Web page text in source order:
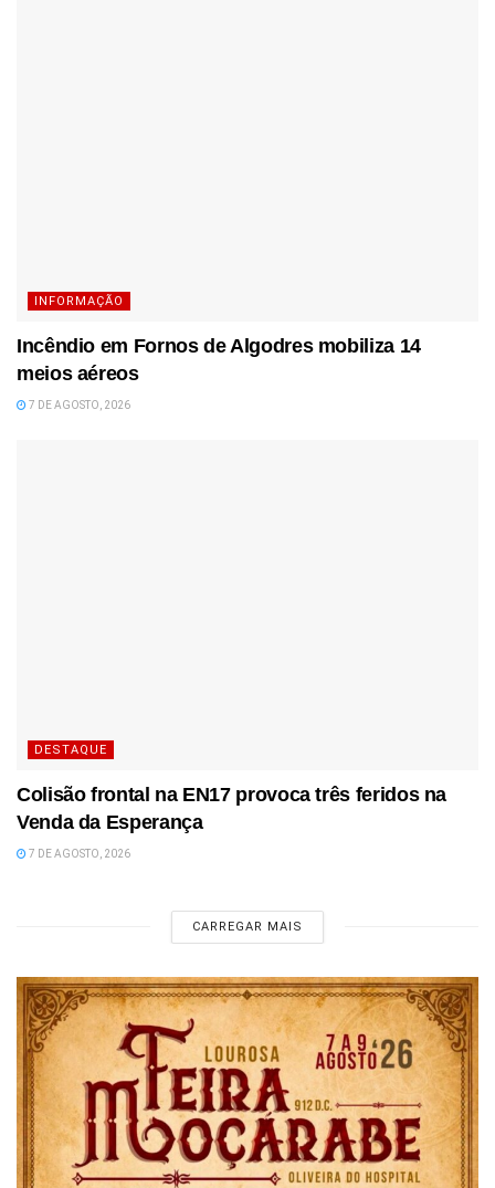
INFORMAÇÃO
Incêndio em Fornos de Algodres mobiliza 14
meios aéreos
7 DE AGOSTO, 2026
DESTAQUE
Colisão frontal na EN17 provoca três feridos na
Venda da Esperança
7 DE AGOSTO, 2026
CARREGAR MAIS